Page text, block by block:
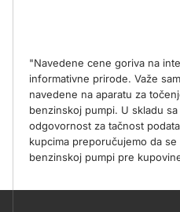
"Navedene cene goriva na
informativne prirode. Važe
navedene na aparatu za
benzinskoj pumpi. U skladu
odgovornost za tačnost
kupcima preporučujemo da
benzinskoj pumpi pre